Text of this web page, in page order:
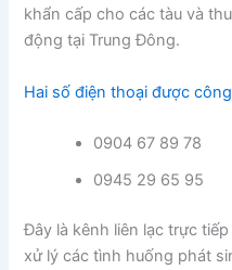
khẩn cấp cho các tàu và
động tại Trung Đông.
Hai số điện thoại được
0904 67 89 78
0945 29 65 95
Đây là kênh liên lạc trực
xử lý các tình huống phát